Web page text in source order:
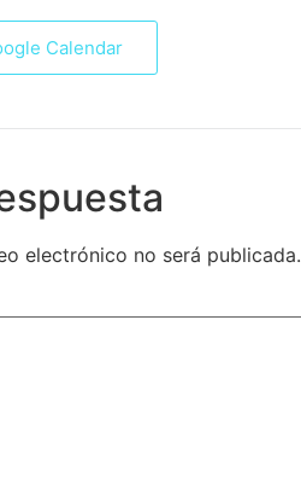
Calendar
electrónico no será publicada.